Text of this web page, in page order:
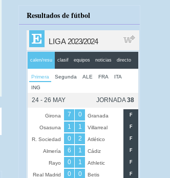
Resultados de fútbol